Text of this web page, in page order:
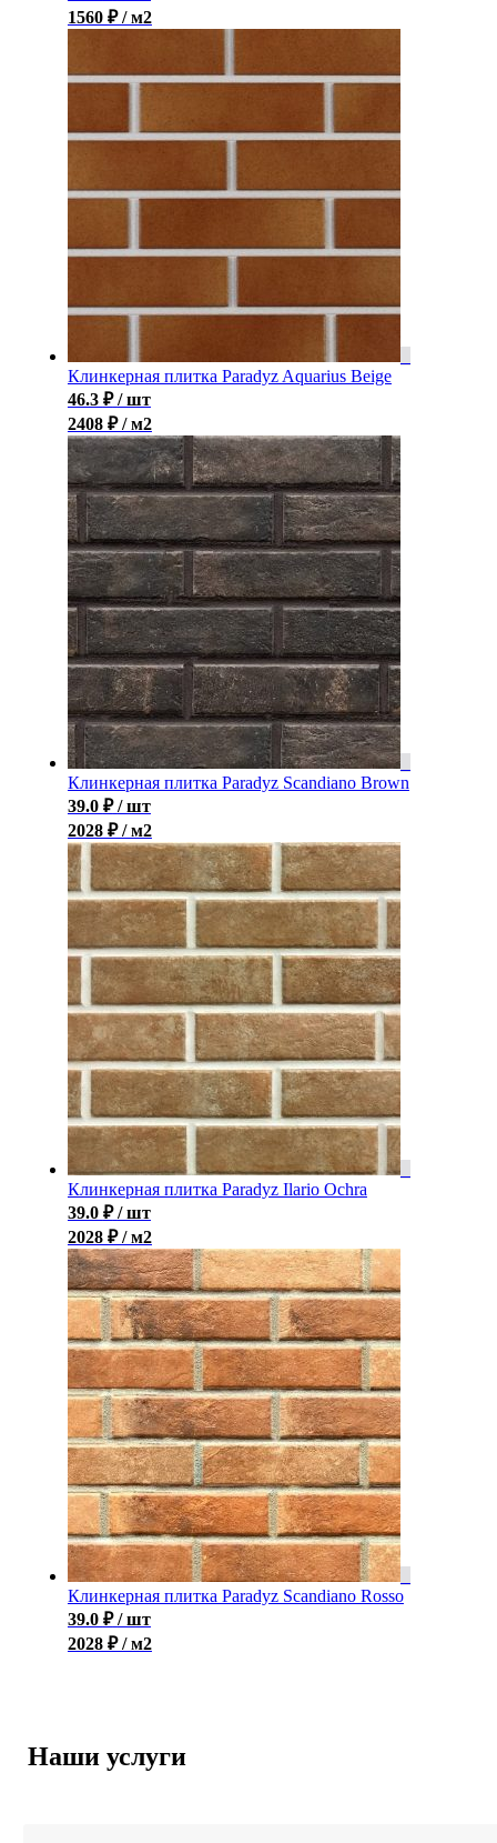
1560 ₽ / м2
Клинкерная плитка Paradyz Aquarius Beige
46.3 ₽ / шт
2408 ₽ / м2
Клинкерная плитка Paradyz Scandiano Brown
39.0 ₽ / шт
2028 ₽ / м2
Клинкерная плитка Paradyz Ilario Ochra
39.0 ₽ / шт
2028 ₽ / м2
Клинкерная плитка Paradyz Scandiano Rosso
39.0 ₽ / шт
2028 ₽ / м2
Наши услуги